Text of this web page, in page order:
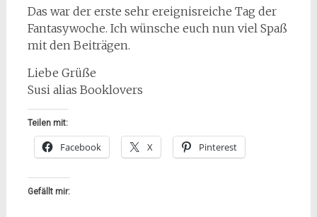
Das war der erste sehr ereignisreiche Tag der
Fantasywoche. Ich wünsche euch nun viel Spaß
mit den Beiträgen.
Liebe Grüße
Susi alias Booklovers
Teilen mit:
Facebook X Pinterest
Gefällt mir: